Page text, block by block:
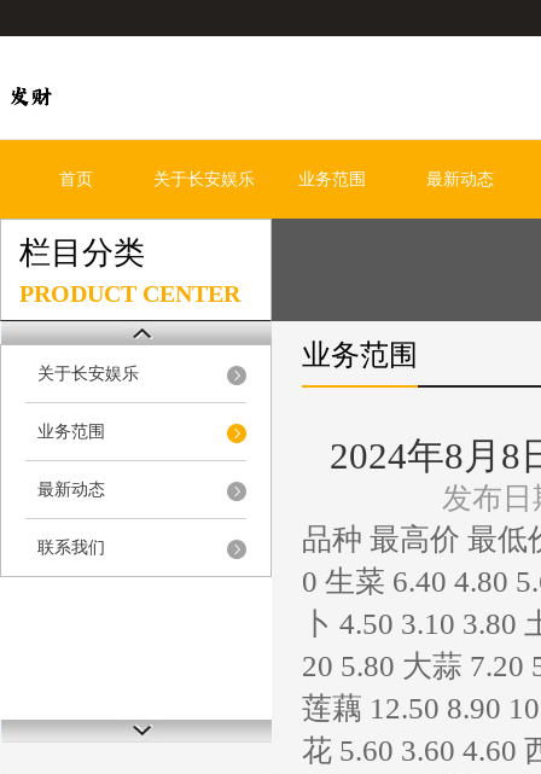
首页 关于长安娱乐 业务范围 最新动态
栏目分类
PRODUCT CENTER
关于长安娱乐
业务范围
最新动态
联系我们
业务范围
2024年8月8
发布日
品种 最高价 最低
0 生菜 6.40 4.80
卜 4.50 3.10 3.80
20 5.80 大蒜 7.20
莲藕 12.50 8.90
花 5.60 3.60 4.60